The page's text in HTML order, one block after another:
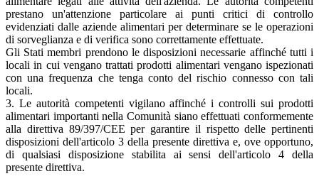
prestano un'attenzione particolare ai punti critici di controllo
evidenziati dalle aziende alimentari per determinare se le operazioni
di sorveglianza e di verifica sono correttamente effettuate.
Gli Stati membri prendono le disposizioni necessarie affinché tutti i
locali in cui vengano trattati prodotti alimentari vengano ispezionati
con una frequenza che tenga conto del rischio connesso con tali
locali.
3. Le autorità competenti vigilano affinché i controlli sui prodotti
alimentari importanti nella Comunità siano effettuati conformemente
alla direttiva 89/397/CEE per garantire il rispetto delle pertinenti
disposizioni dell'articolo 3 della presente direttiva e, ove opportuno,
di qualsiasi disposizione stabilita ai sensi dell'articolo 4 della
presente direttiva.